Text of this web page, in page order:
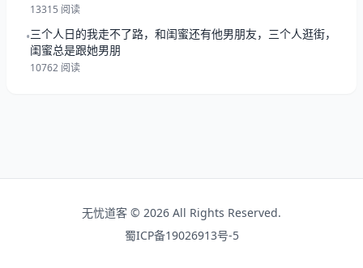
13315 阅读
•三个人日的我走不了路，和闺蜜还有他男朋友，三个人逛街，
闺蜜总是跟她男朋
10762 阅读
无忧道客 © 2026 All Rights Reserved.
蜀ICP备19026913号-5